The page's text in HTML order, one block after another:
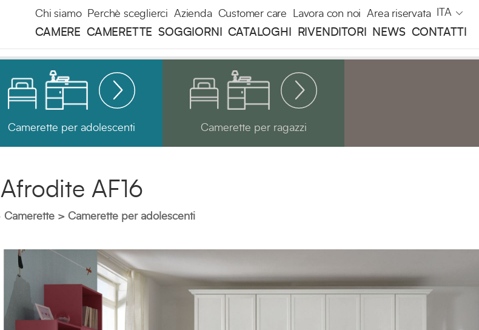
Chi siamo Perchè sceglierci Azienda Customer care Lavora con noi Area riservata ITA
CAMERE CAMERETTE SOGGIORNI CATALOGHI RIVENDITORI NEWS CONTATTI
Camerette per adolescenti Camerette per ragazzi
Afrodite AF16
Camerette Camerette per adolescenti